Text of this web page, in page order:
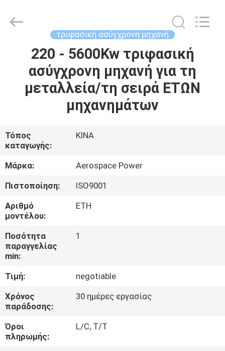
ΣΠΊΤΙ
ΠΡΟΪΌΝΤΑ
ΕΜΕΊΣ
ΓΎΡΟΣ
ΕΡΓΟΣΤΑΣΊΩΝ
ΠΟΙΟΤΙΚΌΣ
ΈΛΕΓΧΟΣ
ΕΛΆΤΕ
ΣΕ
ΕΠΑΦΉ
ΜΕ
Rights
τριφασική ασύγχρονη μηχανή
220 - 5600Kw τριφασική
ασύγχρονη μηχανή για τη
μεταλλεία/τη σειρά ΕΤΩΝ
μηχανημάτων
Τόπος
καταγωγής:
ΚΙΝΑ
Μάρκα:
Aerospace Power
Πιστοποίηση:
ISO9001
Αριθμό
μοντέλου:
ΕΤΗ
Ποσότητα
παραγγελίας
min:
1
Τιμή:
negotiable
Χρόνος
παράδοσης:
30 ημέρες εργασίας
Όροι
πληρωμής:
L/C, T/T